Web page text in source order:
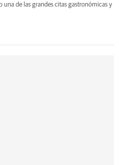
una de las grandes citas gastronómicas y